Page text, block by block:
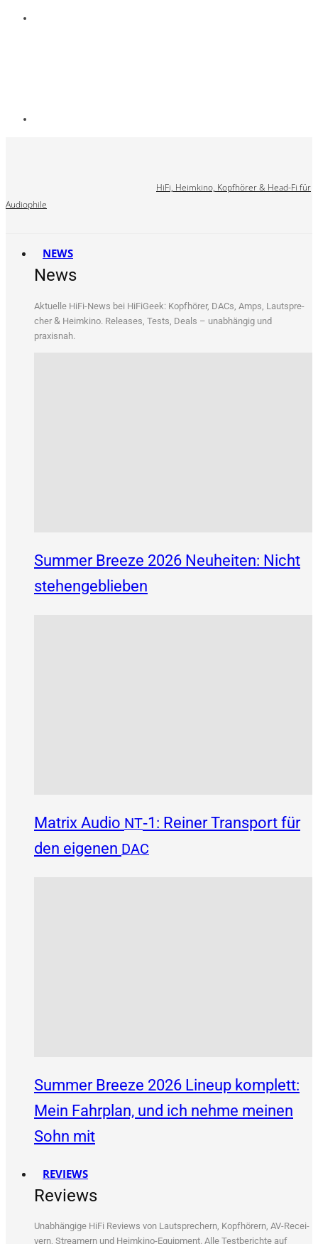
HiFi, Heimkino, Kopfhörer & Head-Fi für
Audiophile
NEWS
News
Aktu­el­le HiFi-News bei HiFi­Ge­ek: Kopf­hö­rer, DACs, Amps, Laut­spre­
cher & Heim­ki­no. Releases, Tests, Deals – unab­hän­gig und
praxisnah.
Summer Breeze 2026 Neuheiten: Nicht
stehengeblieben
Matrix Audio NT‑1: Reiner Transport für
den eigenen DAC
Summer Breeze 2026 Lineup komplett:
Mein Fahrplan, und ich nehme meinen
Sohn mit
REVIEWS
Reviews
Unab­hän­gi­ge HiFi Reviews von Laut­spre­chern, Kopf­hö­rern, AV-Recei­
vern, Strea­mern und Heim­ki­no-Equip­ment. Alle Test­be­rich­te auf